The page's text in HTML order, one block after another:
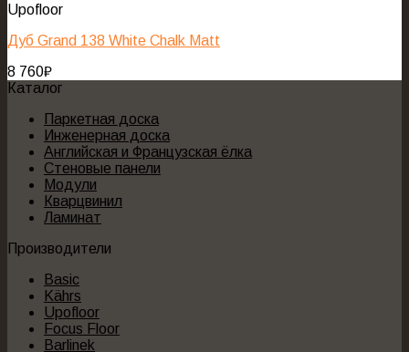
Upofloor
Дуб Grand 138 White Chalk Matt
8 760₽
Каталог
Паркетная доска
Инженерная доска
Английская и Французская ёлка
Стеновые панели
Модули
Кварцвинил
Ламинат
Производители
Basic
Kährs
Upofloor
Focus Floor
Barlinek